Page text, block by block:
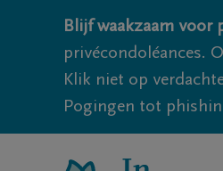
Blijf waakzaam
privécondoléances.
Klik niet op
Pogingen tot